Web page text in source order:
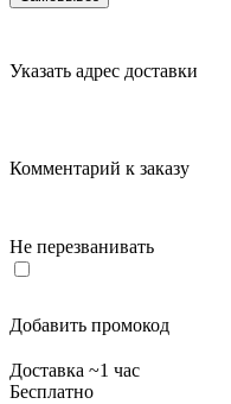
Указать адрес доставки
Комментарий к заказу
Не перезванивать
Добавить промокод
Доставка ~1 час
Бесплатно